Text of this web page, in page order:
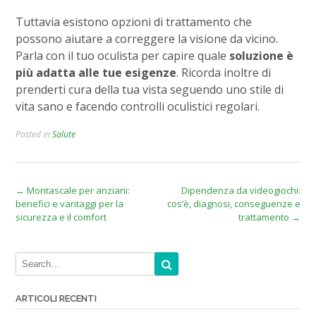
Tuttavia esistono opzioni di trattamento che
possono aiutare a correggere la visione da vicino.
Parla con il tuo oculista per capire quale soluzione è
più adatta alle tue esigenze. Ricorda inoltre di
prenderti cura della tua vista seguendo uno stile di
vita sano e facendo controlli oculistici regolari.
Posted inSalute
Post
navigation
← Montascale per anziani:
benefici e vantaggi per la
sicurezza e il comfort
Dipendenza da videogiochi:
cos’è, diagnosi, conseguenze e
trattamento →
ARTICOLI RECENTI